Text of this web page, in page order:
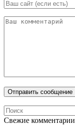
Свежие комментарии